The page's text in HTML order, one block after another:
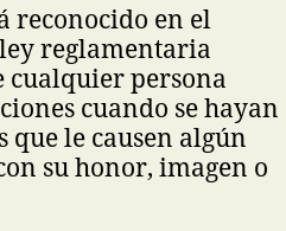
reconocido en el
reglamentaria
cualquier persona
cuando se hayan
le causen algún
su honor, imagen o